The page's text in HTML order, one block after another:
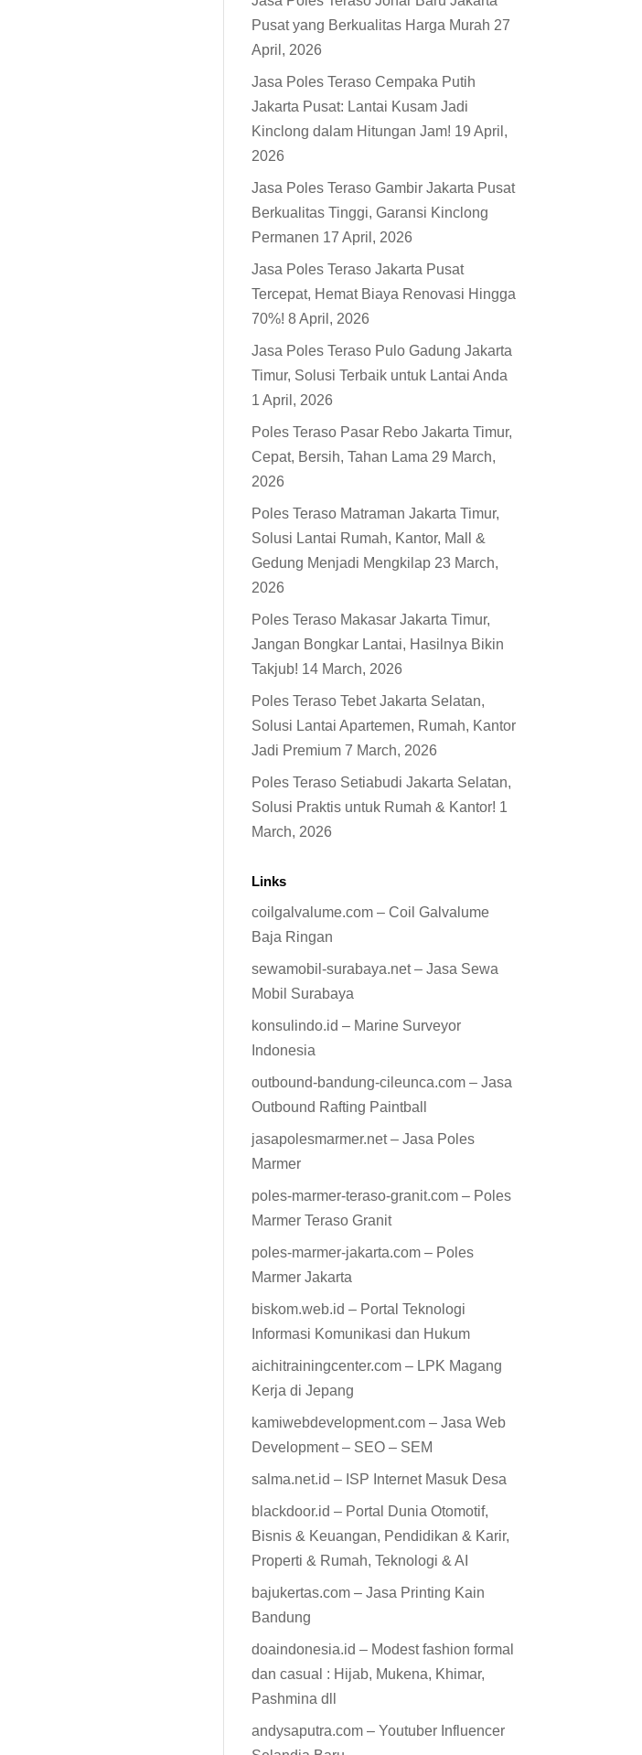
Pusat yang Berkualitas Harga Murah 27
April, 2026
Jasa Poles Teraso Cempaka Putih
Jakarta Pusat: Lantai Kusam Jadi
Kinclong dalam Hitungan Jam! 19 April,
2026
Jasa Poles Teraso Gambir Jakarta Pusat
Berkualitas Tinggi, Garansi Kinclong
Permanen 17 April, 2026
Jasa Poles Teraso Jakarta Pusat
Tercepat, Hemat Biaya Renovasi Hingga
70%! 8 April, 2026
Jasa Poles Teraso Pulo Gadung Jakarta
Timur, Solusi Terbaik untuk Lantai Anda
1 April, 2026
Poles Teraso Pasar Rebo Jakarta Timur,
Cepat, Bersih, Tahan Lama 29 March,
2026
Poles Teraso Matraman Jakarta Timur,
Solusi Lantai Rumah, Kantor, Mall &
Gedung Menjadi Mengkilap 23 March,
2026
Poles Teraso Makasar Jakarta Timur,
Jangan Bongkar Lantai, Hasilnya Bikin
Takjub! 14 March, 2026
Poles Teraso Tebet Jakarta Selatan,
Solusi Lantai Apartemen, Rumah, Kantor
Jadi Premium 7 March, 2026
Poles Teraso Setiabudi Jakarta Selatan,
Solusi Praktis untuk Rumah & Kantor! 1
March, 2026
Links
coilgalvalume.com – Coil Galvalume
Baja Ringan
sewamobil-surabaya.net – Jasa Sewa
Mobil Surabaya
konsulindo.id – Marine Surveyor
Indonesia
outbound-bandung-cileunca.com – Jasa
Outbound Rafting Paintball
jasapolesmarmer.net – Jasa Poles
Marmer
poles-marmer-teraso-granit.com – Poles
Marmer Teraso Granit
poles-marmer-jakarta.com – Poles
Marmer Jakarta
biskom.web.id – Portal Teknologi
Informasi Komunikasi dan Hukum
aichitrainingcenter.com – LPK Magang
Kerja di Jepang
kamiwebdevelopment.com – Jasa Web
Development – SEO – SEM
salma.net.id – ISP Internet Masuk Desa
blackdoor.id – Portal Dunia Otomotif,
Bisnis & Keuangan, Pendidikan & Karir,
Properti & Rumah, Teknologi & AI
bajukertas.com – Jasa Printing Kain
Bandung
doaindonesia.id – Modest fashion formal
dan casual : Hijab, Mukena, Khimar,
Pashmina dll
andysaputra.com – Youtuber Influencer